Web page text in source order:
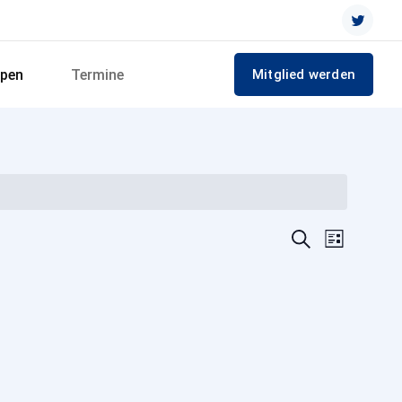
Termine Mitglied werden
Suche
Liste